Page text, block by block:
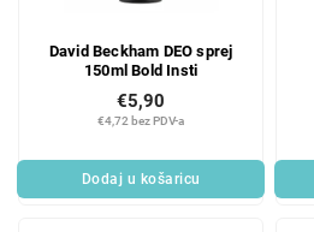
David Beckham DEO sprej
150ml Bold Insti
€4,72 bez PDV-a
€5,90
Dodaj u košaricu